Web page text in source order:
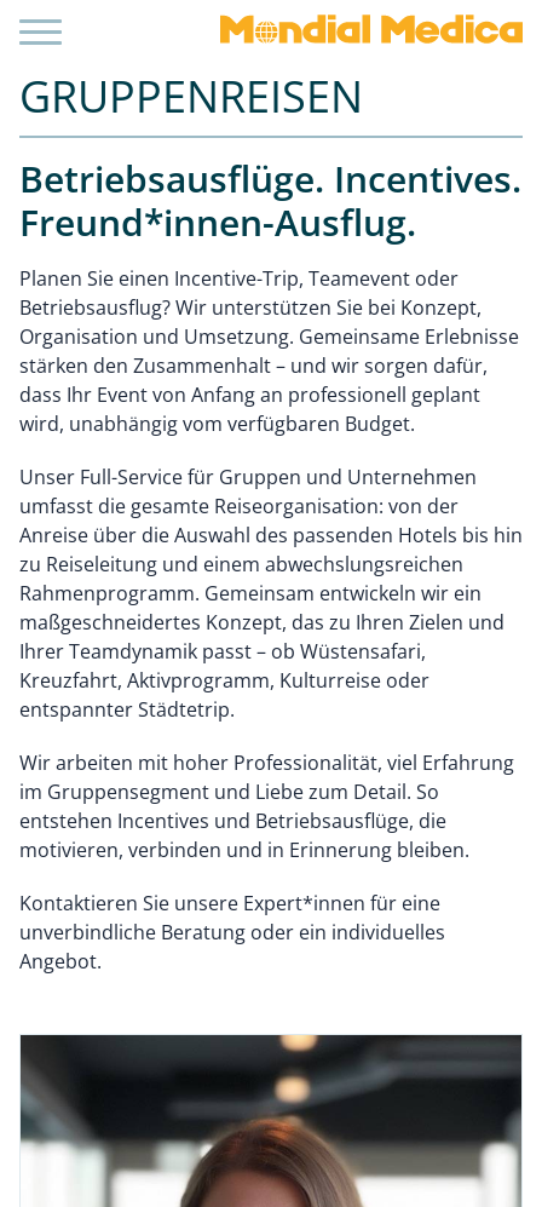
GRUPPENREISEN
Betriebsausflüge. Incentives.
Freund*innen-Ausflug.
Planen Sie einen Incentive-Trip, Teamevent oder
Betriebsausflug? Wir unterstützen Sie bei Konzept,
Organisation und Umsetzung. Gemeinsame Erlebnisse
stärken den Zusammenhalt – und wir sorgen dafür,
dass Ihr Event von Anfang an professionell geplant
wird, unabhängig vom verfügbaren Budget.
Unser Full-Service für Gruppen und Unternehmen
umfasst die gesamte Reiseorganisation: von der
Anreise über die Auswahl des passenden Hotels bis hin
zu Reiseleitung und einem abwechslungsreichen
Rahmenprogramm. Gemeinsam entwickeln wir ein
maßgeschneidertes Konzept, das zu Ihren Zielen und
Ihrer Teamdynamik passt – ob Wüstensafari,
Kreuzfahrt, Aktivprogramm, Kulturreise oder
entspannter Städtetrip.
Wir arbeiten mit hoher Professionalität, viel Erfahrung
im Gruppensegment und Liebe zum Detail. So
entstehen Incentives und Betriebsausflüge, die
motivieren, verbinden und in Erinnerung bleiben.
Kontaktieren Sie unsere Expert*innen für eine
unverbindliche Beratung oder ein individuelles
Angebot.